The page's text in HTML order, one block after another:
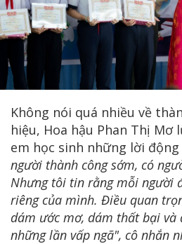
Không nói quá nhiều về
hiệu, Hoa hậu Phan Thị Mơ
em học sinh những lời động
người thành công sớm, có
Nhưng tôi tin rằng mỗi người
riêng của mình. Điều quan
dám ước mơ, dám thất bại và
những lần vấp ngã", cô nhắn